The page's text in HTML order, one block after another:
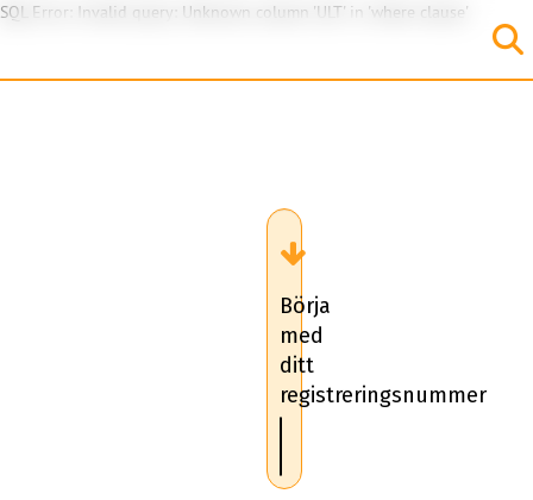
SQL Error: Invalid query: Unknown column 'ULT' in 'where clause'
Börja
med
ditt
registreringsnummer